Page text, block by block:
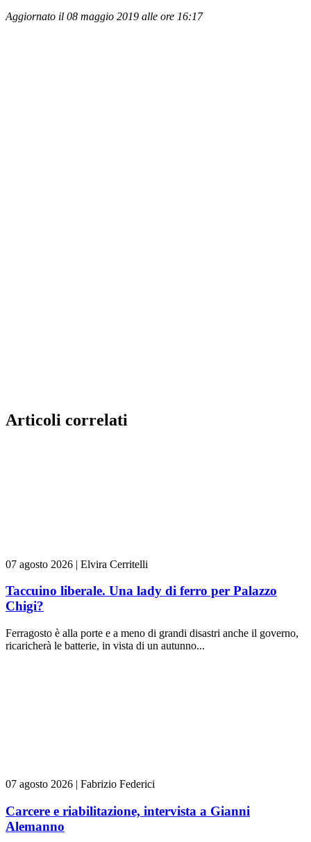
Aggiornato il 08 maggio 2019 alle ore 16:17
Articoli correlati
07 agosto 2026 | Elvira Cerritelli
Taccuino liberale. Una lady di ferro per Palazzo
Chigi?
Ferragosto è alla porte e a meno di grandi disastri anche il governo,
ricaricherà le batterie, in vista di un autunno...
07 agosto 2026 | Fabrizio Federici
Carcere e riabilitazione, intervista a Gianni
Alemanno